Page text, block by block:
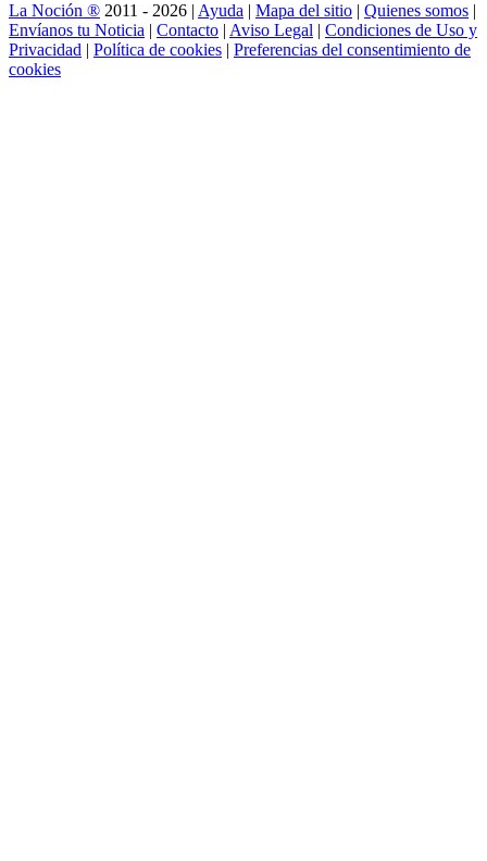
La Noción ® 2011 - 2026 | Ayuda | Mapa del sitio | Quienes somos |
Envíanos tu Noticia | Contacto | Aviso Legal | Condiciones de Uso y
Privacidad | Política de cookies | Preferencias del consentimiento de
cookies